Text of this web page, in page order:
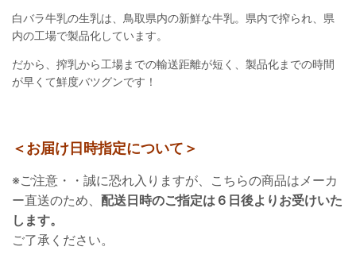
白バラ牛乳の生乳は、鳥取県内の新鮮な牛乳。県内で搾られ、県
内の工場で製品化しています。
だから、搾乳から工場までの輸送距離が短く、製品化までの時間
が早くて鮮度バツグンです！
＜お届け日時指定について＞
※ご注意・・誠に恐れ入りますが、こちらの商品はメーカ
ー直送のため、 配送日時のご指定は６日後よりお受けいた
します。
ご了承ください。